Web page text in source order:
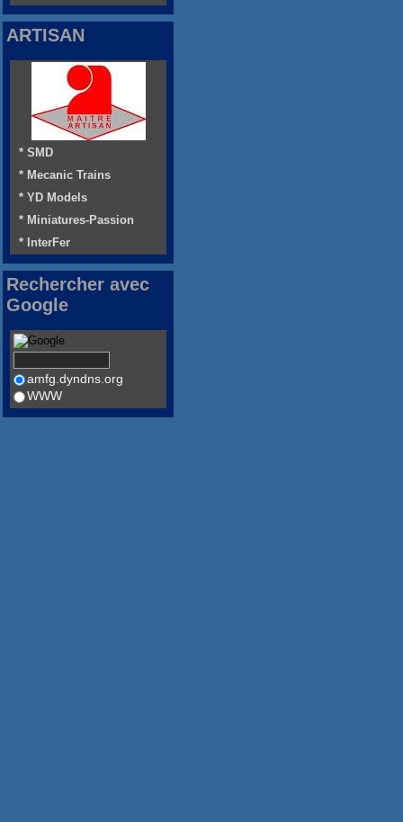
ARTISAN
* SMD
* Mecanic Trains
* YD Models
* Miniatures-Passion
* InterFer
Rechercher avec
Google
amfg.dyndns.org
WWW